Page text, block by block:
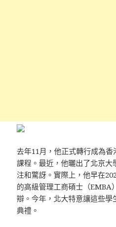
去年11月，他正式轉行成為
課程。最近，他曬出了北京
注和驚訝。實際上，他早在
的高級管理工商碩士（EMBA
辯。今年，北大特意讓這些
典禮。